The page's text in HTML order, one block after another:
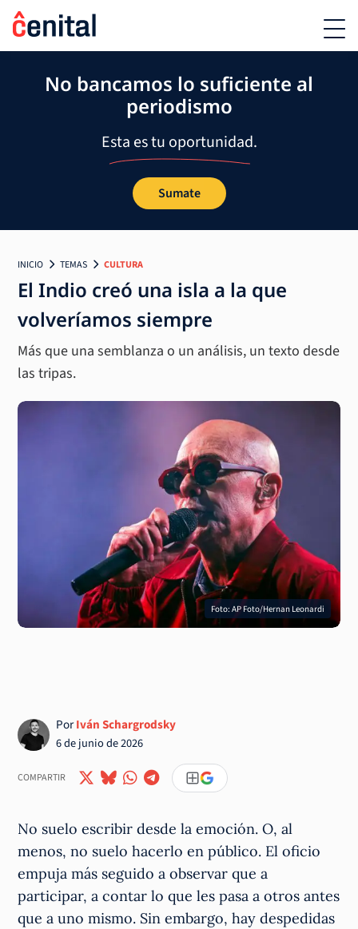
No bancamos lo suficiente al
periodismo
Esta es tu oportunidad.
Sumate
INICIO TEMAS CULTURA
El Indio creó una isla a la que
volveríamos siempre
Más que una semblanza o un análisis, un texto desde
las tripas.
Foto: AP Foto/Hernan Leonardi
PorIván Schargrodsky
6 de junio de 2026
COMPARTIR
No suelo escribir desde la emoción. O, al
menos, no suelo hacerlo en público. El oficio
empuja más seguido a observar que a
participar, a contar lo que les pasa a otros antes
que a uno mismo. Sin embargo, hay despedidas